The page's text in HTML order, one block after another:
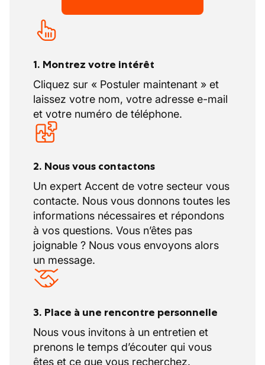
lors de travaux en hauteur
1. Montrez votre intérêt
Cliquez sur « Postuler maintenant » et
laissez votre nom, votre adresse e-mail
et votre numéro de téléphone.
2. Nous vous contactons
Un expert Accent de votre secteur vous
contacte. Nous vous donnons toutes les
informations nécessaires et répondons
à vos questions. Vous n’êtes pas
joignable ? Nous vous envoyons alors
un message.
3. Place à une rencontre personnelle
Nous vous invitons à un entretien et
prenons le temps d’écouter qui vous
êtes et ce que vous recherchez.